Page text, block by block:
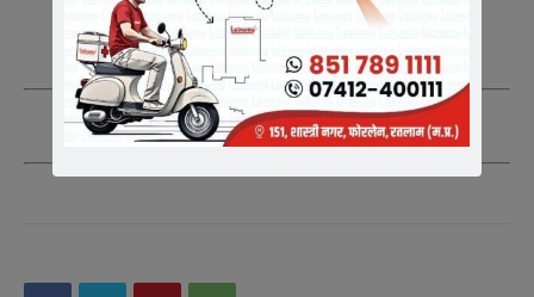
आप स्वयं जुड़े और अपने मित्रो साथियों को भी जोड़े|